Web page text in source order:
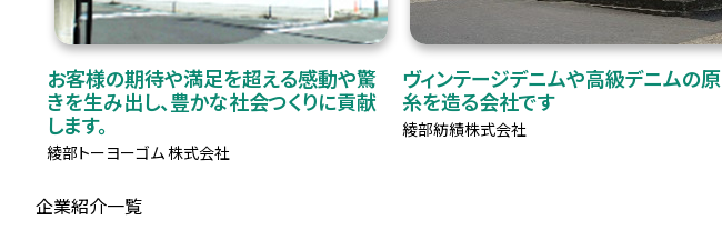
お客様の期待や満足を超える感動や驚
きを生み出し、豊かな社会つくりに貢献
します。
綾部トーヨーゴム 株式会社
ヴィンテージデニムや高級デニムの原
糸を造る会社です
綾部紡績株式会社
企業紹介一覧